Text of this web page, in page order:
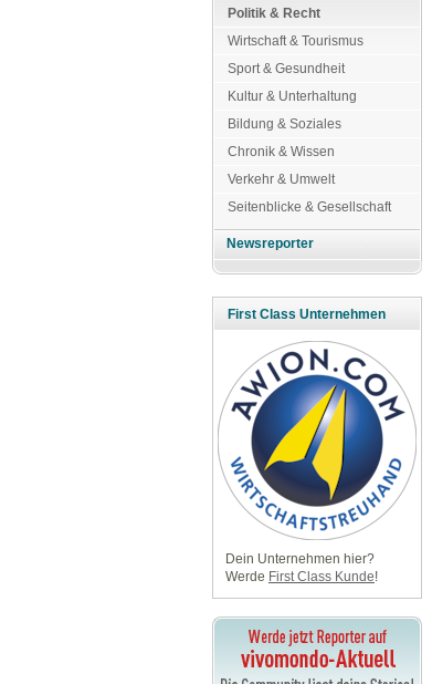
Politik & Recht
Wirtschaft & Tourismus
Sport & Gesundheit
Kultur & Unterhaltung
Bildung & Soziales
Chronik & Wissen
Verkehr & Umwelt
Seitenblicke & Gesellschaft
Newsreporter
First Class Unternehmen
Dein Unternehmen hier?
Werde First Class Kunde!